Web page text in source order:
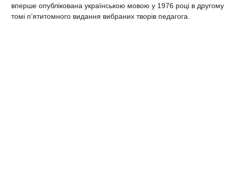
вперше опублікована українською мовою у 1976 році в другому
томі п’ятитомного видання вибраних творів педагога.